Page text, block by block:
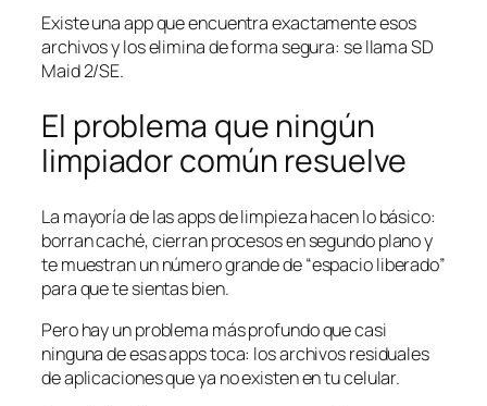
Existe una app que encuentra exactamente esos
archivos y los elimina de forma segura: se llama SD
Maid 2/SE.
El problema que ningún
limpiador común resuelve
La mayoría de las apps de limpieza hacen lo básico:
borran caché, cierran procesos en segundo plano y
te muestran un número grande de “espacio liberado”
para que te sientas bien.
Pero hay un problema más profundo que casi
ninguna de esas apps toca: los archivos residuales
de aplicaciones que ya no existen en tu celular.